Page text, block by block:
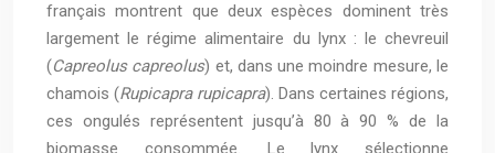
français montrent que deux espèces dominent très
largement le régime alimentaire du lynx : le chevreuil
(Capreolus capreolus) et, dans une moindre mesure, le
chamois (Rupicapra rupicapra). Dans certaines régions,
ces ongulés représentent jusqu’à 80 à 90 % de la
biomasse consommée. Le lynx sélectionne